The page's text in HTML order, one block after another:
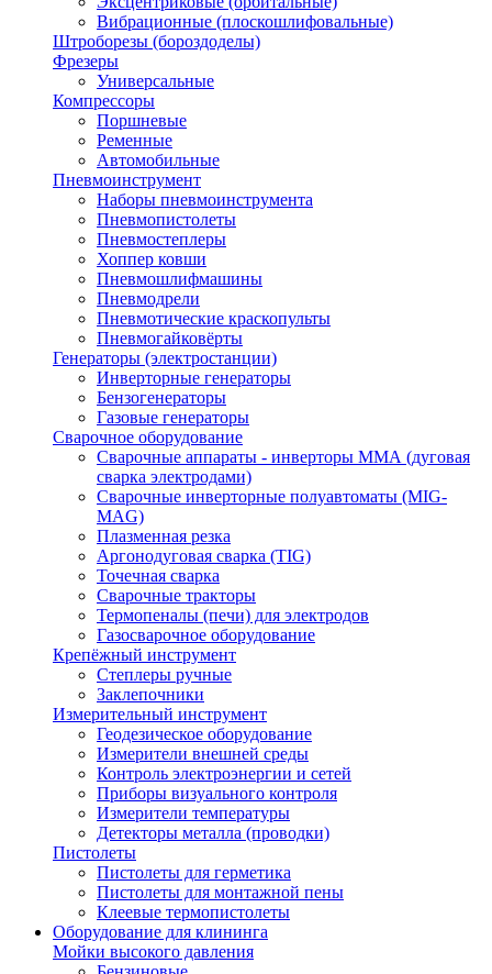
Вибрационные (плоскошлифовальные)
Штроборезы (бороздоделы)
Фрезеры
Универсальные
Компрессоры
Поршневые
Ременные
Автомобильные
Пневмоинструмент
Наборы пневмоинструмента
Пневмопистолеты
Пневмостеплеры
Хоппер ковши
Пневмошлифмашины
Пневмодрели
Пневмотические краскопульты
Пневмогайковёрты
Генераторы (электростанции)
Инверторные генераторы
Бензогенераторы
Газовые генераторы
Сварочное оборудование
Сварочные аппараты - инверторы ММА (дуговая
сварка электродами)
Сварочные инверторные полуавтоматы (MIG-
MAG)
Плазменная резка
Аргонодуговая сварка (TIG)
Точечная сварка
Сварочные тракторы
Термопеналы (печи) для электродов
Газосварочное оборудование
Крепёжный инструмент
Степлеры ручные
Заклепочники
Измерительный инструмент
Геодезическое оборудование
Измерители внешней среды
Контроль электроэнергии и сетей
Приборы визуального контроля
Измерители температуры
Детекторы металла (проводки)
Пистолеты
Пистолеты для герметика
Пистолеты для монтажной пены
Клеевые термопистолеты
Оборудование для клининга
Мойки высокого давления